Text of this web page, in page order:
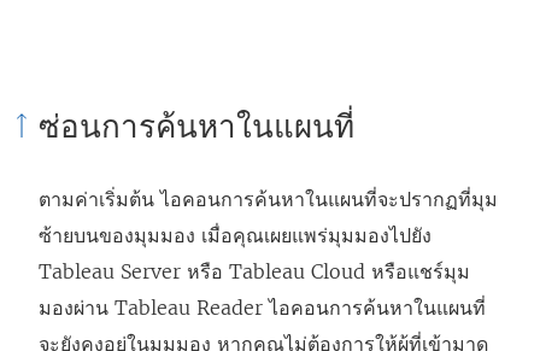
ซ่อนการค้นหาในแผนที่
ตามค่าเริ่มต้น ไอคอนการค้นหาในแผนที่จะปรากฏที่มุม
ซ้ายบนของมุมมอง เมื่อคุณเผยแพร่มุมมองไปยัง
Tableau Server หรือ Tableau Cloud หรือแชร์มุม
มองผ่าน Tableau Reader ไอคอนการค้นหาในแผนที่
จะยังคงอยู่ในมุมมอง หากคุณไม่ต้องการให้ผู้ที่เข้ามาดู